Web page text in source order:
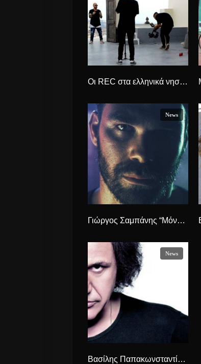
Οι REC στα ελληνικά νησιά γυρίζοντας το νέο τους video clip.
News
Γιώργος Σαμπάνης “Μόνο Εσύ” το νέο συγκλονιστικό VideoClip
News
Βασίλης Παπακωνσταντίνου “Ολα είναι για μάς” Νέος δίσκος.